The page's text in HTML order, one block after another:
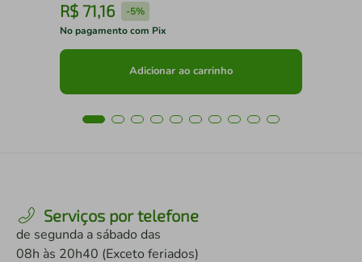
R$ 71,16 -5%
No pagamento com Pix
Adicionar ao carrinho
Serviços por telefone
de segunda a sábado das
08h às 20h40 (Exceto feriados)